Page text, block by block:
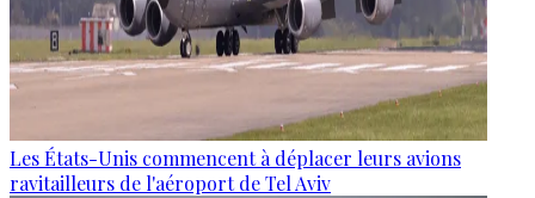
Les États-Unis commencent à déplacer leurs avions
ravitailleurs de l'aéroport de Tel Aviv